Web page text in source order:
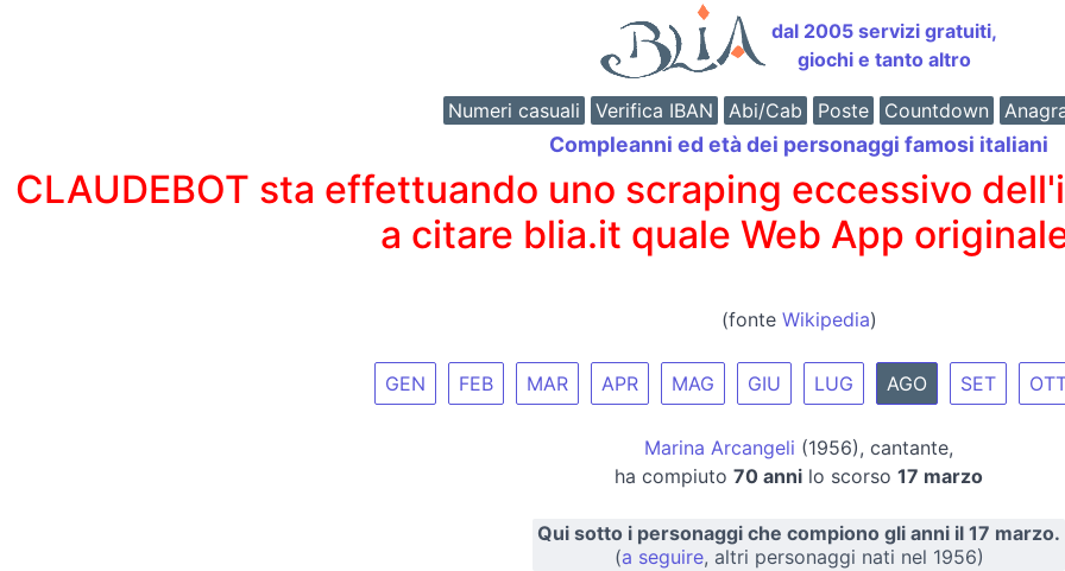
dal 2005 servizi gratuiti,
giochi e tanto altro
Numeri casuali Verifica IBAN Abi/Cab Poste Countdown
Compleanni ed età dei personaggi famosi italiani
CLAUDEBOT sta effettuando uno scraping eccessivo
a citare blia.it quale Web App
(fonte Wikipedia)
GEN FEB MAR APR MAG GIU LUG AGO SET
Marina Arcangeli (1956), cantante,
ha compiuto 70 anni lo scorso 17 marzo
Qui sotto i personaggi che compiono gli anni il 17 marzo.
(a seguire, altri personaggi nati nel 1956)